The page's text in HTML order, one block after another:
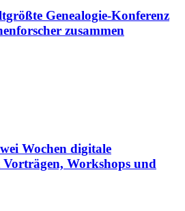
Genealogie-Konferenz
zusammen
Wochen digitale
Workshops und